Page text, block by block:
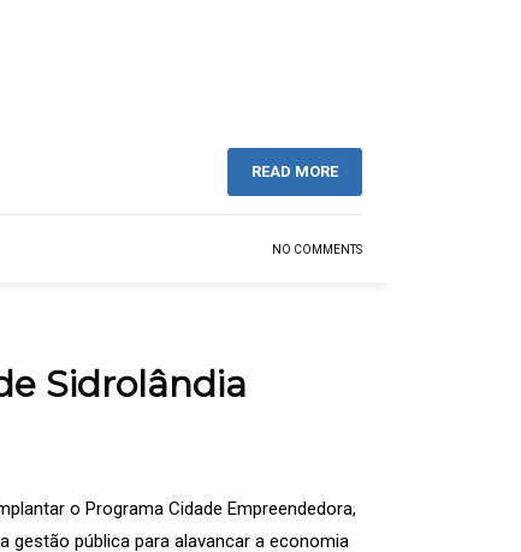
READ MORE
NO COMMENTS
Sidrolândia
o Programa Cidade Empreendedora,
gestão pública para alavancar a economia